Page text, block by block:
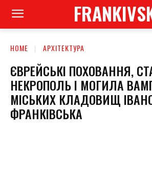
HOME АРХІТЕКТУРА
ЄВРЕЙСЬКІ ПОХОВАННЯ,
НЕКРОПОЛЬ І МОГИЛА
МІСЬКИХ КЛАДОВИЩ
ФРАНКІВСЬКА